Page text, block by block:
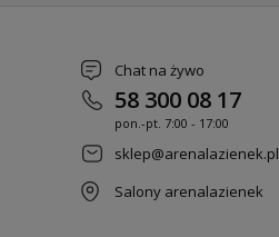
Chat na żywo
58 300 08 17
pon.-pt. 7:00 - 17:00
sklep@arenalazienek.pl
Salony arenalazienek